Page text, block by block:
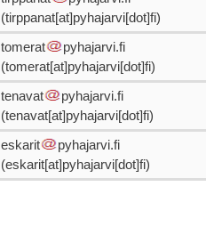
(tirppanat[at]pyhajarvi[dot]fi)
tomerat
pyhajarvi.fi
(tomerat[at]pyhajarvi[dot]fi)
tenavat
pyhajarvi.fi
(tenavat[at]pyhajarvi[dot]fi)
eskarit
pyhajarvi.fi
(eskarit[at]pyhajarvi[dot]fi)